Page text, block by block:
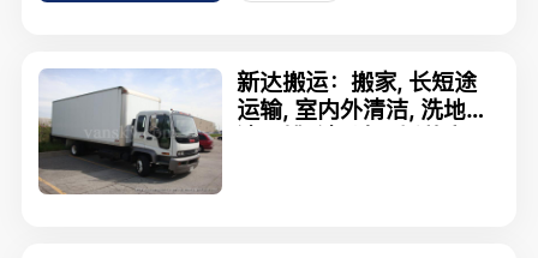
新达搬运：搬家, 长短途
运输, 室内外清洁, 洗地毯,